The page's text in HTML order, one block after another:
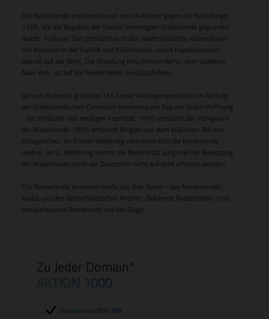
Die Niederlande entstanden aus dem Aufstand gegen die Habsburger
1568, als die Republik der Sieben Vereinigten Niederlande gegründet
wurde. In dieser Zeit entstand auch das niederländische Kolonialreich
mit Kolonien in der Karibik und Südamerika, sowie Handelsposten
überall auf der Welt. Die Gründung Neu-Amsterdams, dem späteren
New York, ist auf die Niederländer zurückzuführen.
Jan van Riebeeck gründete 1652 eine Versorgungsstation im Auftrag
der Niederländischen Ostindien-Kompanie am Kap der Guten Hoffnung
- der Vorläufer des heutigen Kapstadt. 1815 entstand das Königreich
der Niederlande. 1835 entstand Belgien aus dem südlichen Teil des
Königreiches. Im Ersten Weltkrieg verhielten sich die Niederlande
neutral. Im 2. Weltkrieg konnte die Neutralität aufgrund der Besetzung
der Niederlande durch die Deutschen nicht aufrecht erhalten werden.
Die Niederlande bestehen heute aus drei Teilen - den Niederlanden,
Aruba und den Niederländischen Antillen. Bekannte Niederländer sind
beispielsweise Rembrandt und van Gogh.
Zu Jeder Domain*
AKTION 1000
Kostenlose 500 MB